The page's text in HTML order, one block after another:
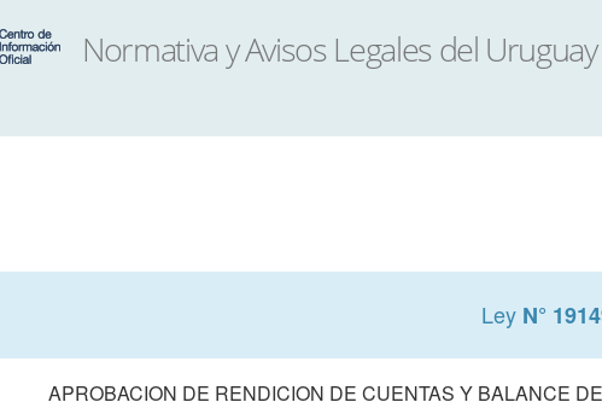
Ley N°
APROBACION DE RENDICION DE CUENTAS Y BALANCE